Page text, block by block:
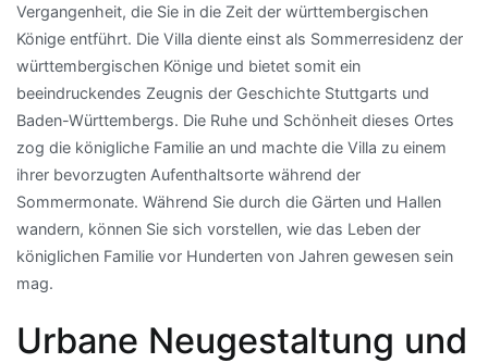
Vergangenheit, die Sie in die Zeit der württembergischen
Könige entführt. Die Villa diente einst als Sommerresidenz der
württembergischen Könige und bietet somit ein
beeindruckendes Zeugnis der Geschichte Stuttgarts und
Baden-Württembergs. Die Ruhe und Schönheit dieses Ortes
zog die königliche Familie an und machte die Villa zu einem
ihrer bevorzugten Aufenthaltsorte während der
Sommermonate. Während Sie durch die Gärten und Hallen
wandern, können Sie sich vorstellen, wie das Leben der
königlichen Familie vor Hunderten von Jahren gewesen sein
mag.
Urbane Neugestaltung und